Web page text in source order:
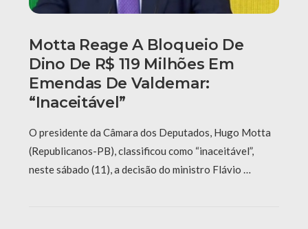
Motta Reage A Bloqueio De
Dino De R$ 119 Milhões Em
Emendas De Valdemar:
“Inaceitável”
O presidente da Câmara dos Deputados, Hugo Motta
(Republicanos-PB), classificou como “inaceitável”,
neste sábado (11), a decisão do ministro Flávio …